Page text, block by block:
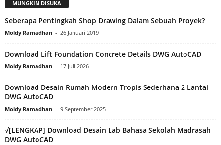
MUNGKIN DISUKA
Seberapa Pentingkah Shop Drawing Dalam Sebuah Proyek?
Moldy Ramadhan - 26 Januari 2019
Download Lift Foundation Concrete Details DWG AutoCAD
Moldy Ramadhan - 17 Juli 2026
Download Desain Rumah Modern Tropis Sederhana 2 Lantai
DWG AutoCAD
Moldy Ramadhan - 9 September 2025
√[LENGKAP] Download Desain Lab Bahasa Sekolah Madrasah
DWG AutoCAD